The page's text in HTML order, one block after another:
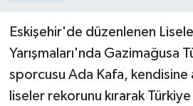
Eskişehir'de düzenlenen
Yarışmaları'nda Gazimağusa
sporcusu Ada Kafa,
liseler rekorunu kırarak
KÜLTÜR SANAT
LAPTA